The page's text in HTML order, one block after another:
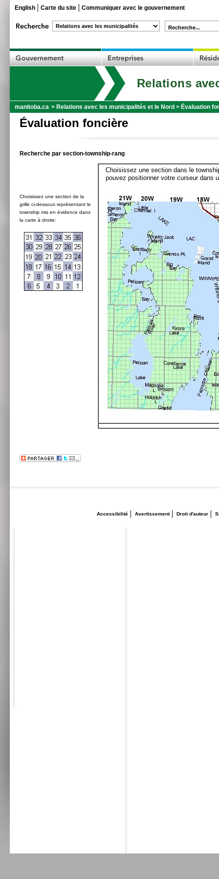
English Carte du site Communiquer avec le gouvernement
Recherche...
Relations
manitoba.ca > Relations avec les municipalités et le Nord > Évaluation
Évaluation foncière
Recherche par section-township-rang
Choisissez une section de la
grille ci-dessous représentant le
township mis en évidence dans
la carte à droite:
Choisissez une section dans le
pouvez positionner votre curseur dans
Accessibilité Avertissement Droit d'auteur